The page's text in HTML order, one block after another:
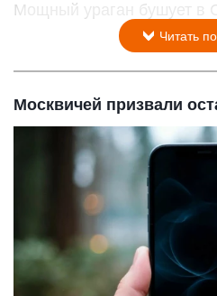
Мощный ураган бушует в
Читать
Москвичей призвали